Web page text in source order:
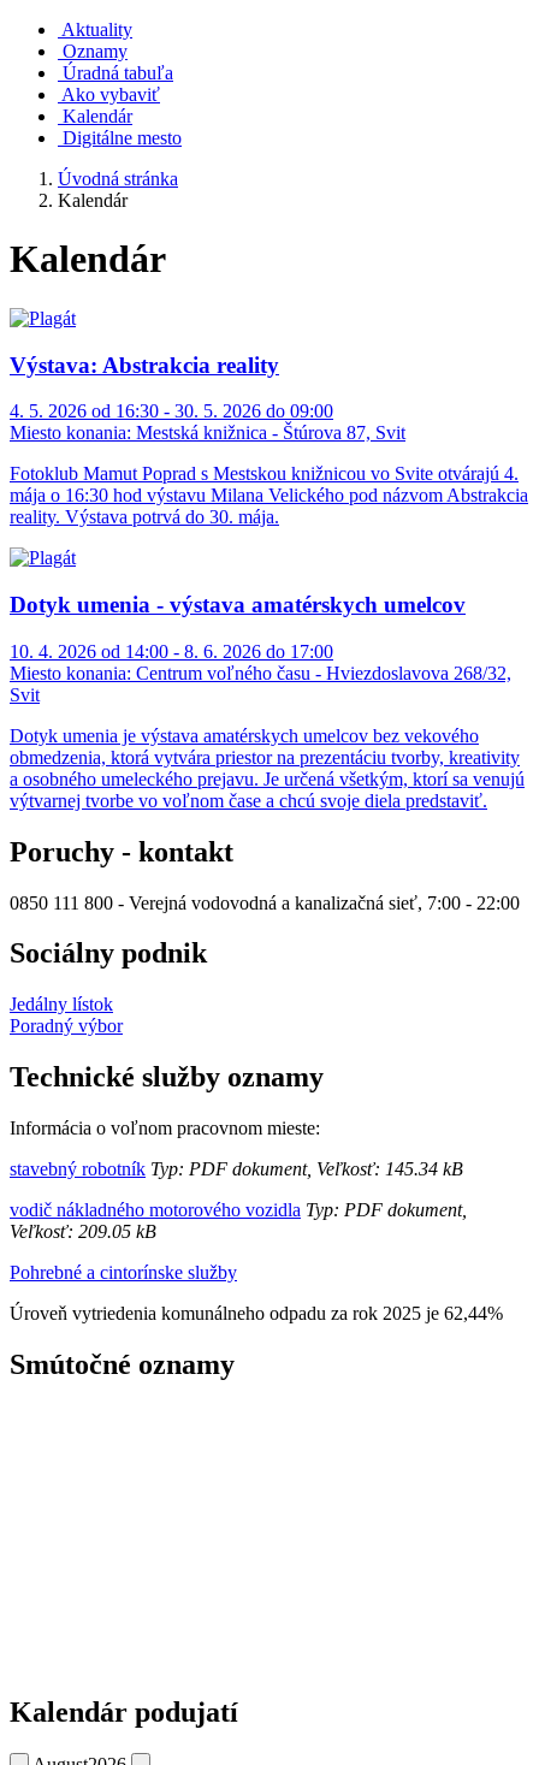
Aktuality
Oznamy
Úradná tabuľa
Ako vybaviť
Kalendár
Digitálne mesto
Úvodná stránka
Kalendár
Kalendár
Výstava: Abstrakcia reality
4. 5. 2026 od 16:30 - 30. 5. 2026 do 09:00
Miesto konania: Mestská knižnica - Štúrova 87, Svit
Fotoklub Mamut Poprad s Mestskou knižnicou vo Svite otvárajú 4.
mája o 16:30 hod výstavu Milana Velického pod názvom Abstrakcia
reality. Výstava potrvá do 30. mája.
Dotyk umenia - výstava amatérskych umelcov
10. 4. 2026 od 14:00 - 8. 6. 2026 do 17:00
Miesto konania: Centrum voľného času - Hviezdoslavova 268/32,
Svit
Dotyk umenia je výstava amatérskych umelcov bez vekového
obmedzenia, ktorá vytvára priestor na prezentáciu tvorby, kreativity
a osobného umeleckého prejavu. Je určená všetkým, ktorí sa venujú
výtvarnej tvorbe vo voľnom čase a chcú svoje diela predstaviť.
Poruchy - kontakt
0850 111 800 - Verejná vodovodná a kanalizačná sieť, 7:00 - 22:00
Sociálny podnik
Jedálny lístok
Poradný výbor
Technické služby oznamy
Informácia o voľnom pracovnom mieste:
stavebný robotník Typ: PDF dokument, Veľkosť: 145.34 kB
vodič nákladného motorového vozidla Typ: PDF dokument,
Veľkosť: 209.05 kB
Pohrebné a cintorínske služby
Úroveň vytriedenia komunálneho odpadu za rok 2025 je 62,44%
Smútočné oznamy
Kalendár podujatí